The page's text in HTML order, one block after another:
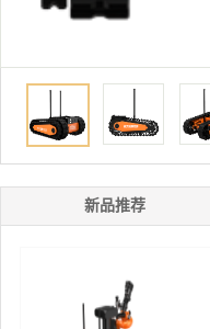
新品推荐